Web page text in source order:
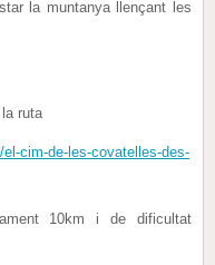
la muntanya llençant les
ruta
cim-de-les-covatelles-des-
10km i de dificultat